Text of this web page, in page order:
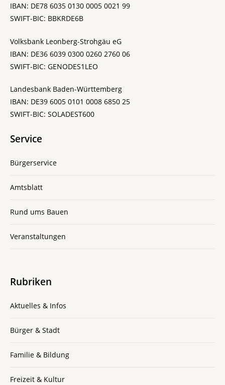
IBAN: DE78 6035 0130 0005 0021 99
SWIFT-BIC: BBKRDE6B
Volksbank Leonberg-Strohgäu eG
IBAN: DE36 6039 0300 0260 2760 06
SWIFT-BIC: GENODES1LEO
Landesbank Baden-Württemberg
IBAN: DE39 6005 0101 0008 6850 25
SWIFT-BIC: SOLADEST600
Service
Bürgerservice
Amtsblatt
Rund ums Bauen
Veranstaltungen
Rubriken
Aktuelles & Infos
Bürger & Stadt
Familie & Bildung
Freizeit & Kultur